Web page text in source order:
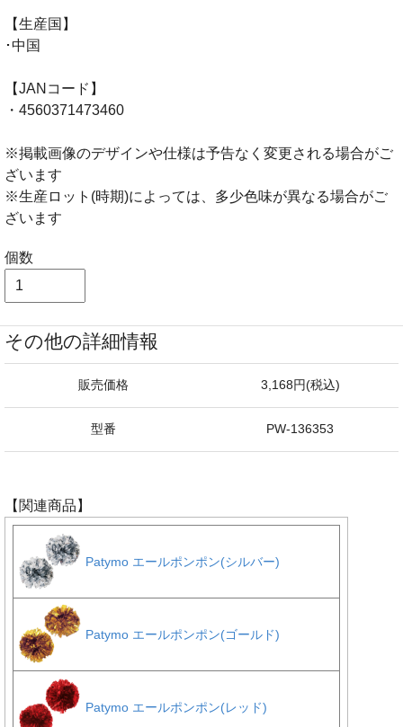
【生産国】
･中国
【JANコード】
・4560371473460
※掲載画像のデザインや仕様は予告なく変更される場合がご
ざいます
※生産ロット(時期)によっては、多少色味が異なる場合がご
ざいます
個数
その他の詳細情報
販売価格 3,168円(税込)
型番 PW-136353
【関連商品】